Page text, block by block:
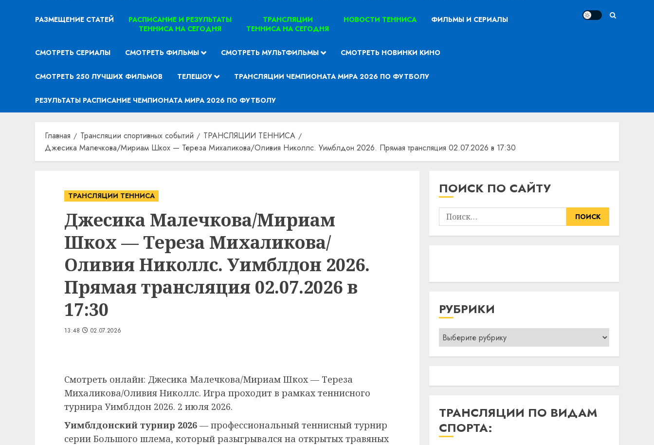
РАЗМЕЩЕНИЕ СТАТЕЙ
РАСПИСАНИЕ И РЕЗУЛЬТАТЫ
ТЕННИСА НА СЕГОДНЯ
ТРАНСЛЯЦИИ
ТЕННИСА НА СЕГОДНЯ
НОВОСТИ ТЕННИСА ФИЛЬМЫ И СЕРИАЛЫ
СМОТРЕТЬ СЕРИАЛЫ СМОТРЕТЬ ФИЛЬМЫ СМОТРЕТЬ МУЛЬТФИЛЬМЫ СМОТРЕТЬ НОВИНКИ КИНО
СМОТРЕТЬ 250 ЛУЧШИХ ФИЛЬМОВ ТЕЛЕШОУ ТРАНСЛЯЦИИ ЧЕМПИОНАТА МИРА 2026 ПО ФУТБОЛУ
РЕЗУЛЬТАТЫ РАСПИСАНИЕ ЧЕМПИОНАТА МИРА 2026 ПО ФУТБОЛУ
Главная Трансляции спортивных событий
ТРАНСЛЯЦИИ ТЕННИСА
Джесика Малечкова/Мириам Шкох — Тереза Михаликова/Оливия Николлс. Уимблдон 2026. Прямая трансляция 02.07.2026 в 17:30
ТРАНСЛЯЦИИ ТЕННИСА
Джесика Малечкова/Мириам
Шкох — Тереза Михаликова/
Оливия Николлс. Уимблдон 2026.
Прямая трансляция 02.07.2026 в
17:30
13:48 02.07.2026
Смотреть онлайн: Джесика Малечкова/Мириам Шкох — Тереза
Михаликова/Оливия Николлс. Игра проходит в рамках теннисного
турнира Уимблдон 2026. 2 июля 2026.
Уимблдонский турнир 2026 — профессиональный теннисный турнир
серии Большого шлема, который разыгрывался на открытых травяных
ПОИСК ПО САЙТУ
Найти:
РУБРИКИ
Рубрики
ТРАНСЛЯЦИИ ПО ВИДАМ
СПОРТА: